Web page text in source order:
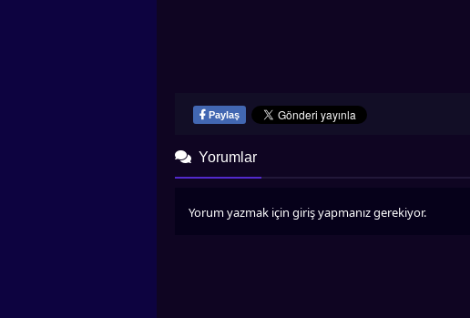
Paylaş
Yorumlar
Yorum yazmak için giriş yapmanız gerekiyor.